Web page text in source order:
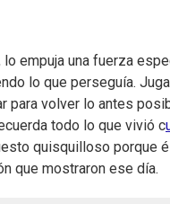
empuja una fuerza
lo que perseguía.
para volver lo antes
todo lo que vivió c
quisquilloso porque
que mostraron ese día.